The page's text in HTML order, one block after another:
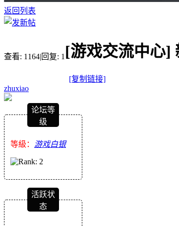
返回列表
查看: 1164|回复: 1 [游戏交流中心]
[复制链接]
zhuxiao
论坛等
级
等級： 游戏白银
活跃状
态